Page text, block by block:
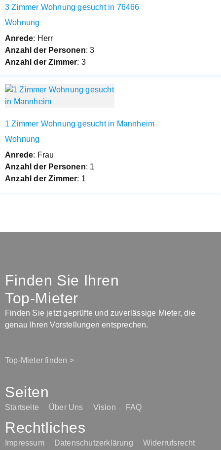
3 Zimmer Wohnung gesucht in 76466
Wohnung
Anrede: Herr
Anzahl der Personen: 3
Anzahl der Zimmer: 3
1 Zimmer Wohnung gesucht in Mannheim
Wohnung
Anrede: Frau
Anzahl der Personen: 1
Anzahl der Zimmer: 1
Finden Sie Ihren
Top-Mieter
Finden Sie jetzt geprüfte und zuverlässige Mieter, die
genau Ihren Vorstellungen entsprechen.
Top-Mieter finden >
Seiten
Startseite Über Uns Vision FAQ
Rechtliches
Impressum Datenschutzerklärung Widerrufsrecht